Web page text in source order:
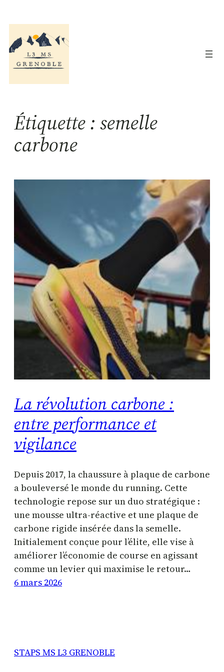
au
contenu
Étiquette : semelle
carbone
La révolution carbone :
entre performance et
vigilance
Depuis 2017, la chaussure à plaque de carbone
a bouleversé le monde du running. Cette
technologie repose sur un duo stratégique :
une mousse ultra-réactive et une plaque de
carbone rigide insérée dans la semelle.
Initialement conçue pour l’élite, elle vise à
améliorer l’économie de course en agissant
comme un levier qui maximise le retour…
6 mars 2026
STAPS MS L3 GRENOBLE